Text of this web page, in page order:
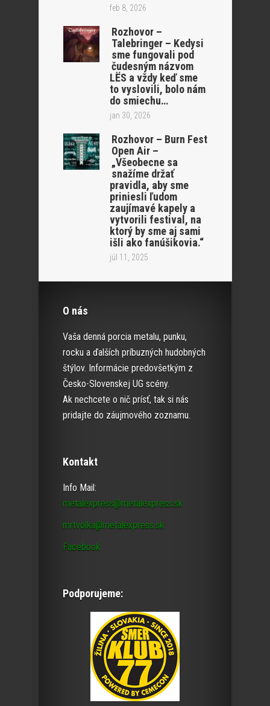
feb 8, 2026
Rozhovor –
Talebringer – Kedysi
sme fungovali pod
čudesným názvom
LËS a vždy keď sme
to vyslovili, bolo nám
do smiechu…
jan 30, 2026
Rozhovor – Burn Fest
Open Air –
„Všeobecne sa
snažíme držať
pravidla, aby sme
priniesli ľudom
zaujímavé kapely a
vytvorili festival, na
ktorý by sme aj sami
išli ako fanúšikovia.“
júl 11, 2025
O nás
Vaša denná porcia metalu, punku,
rocku a ďalších príbuzných hudobných
štýlov. Informácie predovšetkým z
Česko-Slovenskej UG scény.
Ak nechcete o nič prísť, tak si nás
pridajte do záujmového zoznamu.
Kontakt
Info Mail:
metalexpress@metalexpress.sk
mrtvolka@metalexpress.sk
Facebook
Podporujeme: